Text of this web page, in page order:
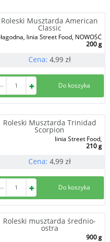
Roleski Musztarda American
Classic
łagodna, linia Street Food, NOWOŚĆ
200 g
Cena: 4,99 zł
Roleski Musztarda Trinidad
Scorpion
linia Street Food,
210 g
Cena: 4,99 zł
Roleski musztarda średnio-
ostra
900 g